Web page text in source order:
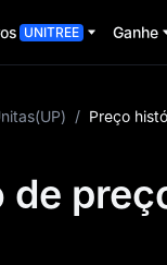
UNITREE Ganhe
/ Preço